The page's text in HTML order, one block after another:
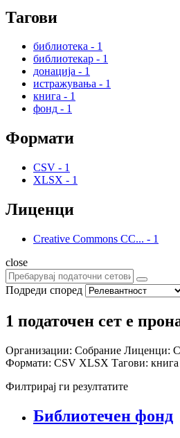
Тагови
библиотека - 1
библиотекар - 1
донација - 1
истражувања - 1
книга - 1
фонд - 1
Формати
CSV - 1
XLSX - 1
Лиценци
Creative Commons CC... - 1
close
Подреди според
1 податочен сет е
Организации: Собрание Лиценци:
Формати: CSV XLSX Тагови: книга
Филтрирај ги резултатите
Библиотечен фонд